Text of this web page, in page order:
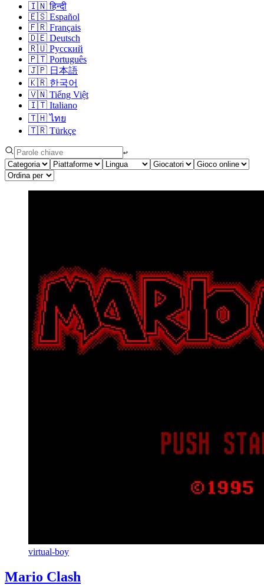
🇮🇳 हिन्दी
🇪🇸 Español
🇫🇷 Français
🇩🇪 Deutsch
🇷🇺 Русский
🇵🇹 Português
🇯🇵 日本語
🇰🇷 한국어
🇻🇳 Tiếng Việt
🇮🇹 Italiano
🇹🇭 ไทย
🇹🇷 Türkçe
↩︎
virtual-boy
Mario Clash